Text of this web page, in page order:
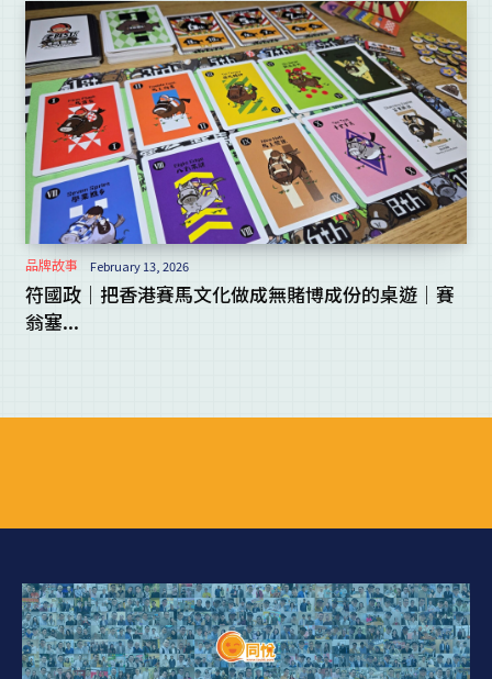
品牌故事 February 13, 2026
符國政｜把香港賽馬文化做成無賭博成份的桌遊｜賽
翁塞...